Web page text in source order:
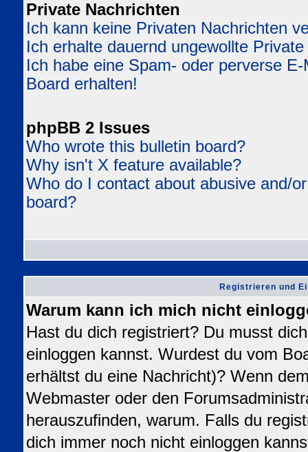
Private Nachrichten
Ich kann keine Privaten Nachrichten
Ich erhalte dauernd ungewollte
Ich habe eine Spam- oder perverse
Board erhalten!
phpBB 2 Issues
Who wrote this bulletin board?
Why isn't X feature available?
Who do I contact about abusive and/
board?
Registrieren und
Warum kann ich mich nicht
Hast du dich registriert? Du musst
einloggen kannst. Wurdest du vom
erhältst du eine Nachricht)? Wenn
Webmaster oder den
herauszufinden, warum. Falls du
dich immer noch nicht einloggen